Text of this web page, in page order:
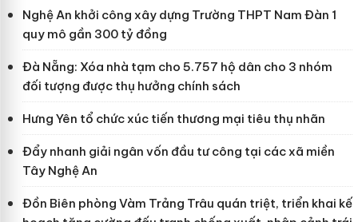
Nghệ An khởi công xây dựng Trường THPT Nam Đàn 1
quy mô gần 300 tỷ đồng
Đà Nẵng: Xóa nhà tạm cho 5.757 hộ dân cho 3 nhóm
đối tượng được thụ hưởng chính sách
Hưng Yên tổ chức xúc tiến thương mại tiêu thụ nhãn
Đẩy nhanh giải ngân vốn đầu tư công tại các xã miền
Tây Nghệ An
Đồn Biên phòng Vàm Trảng Trâu quán triệt, triển khai kế